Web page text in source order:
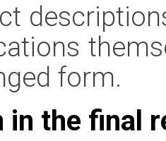
form.
in the final